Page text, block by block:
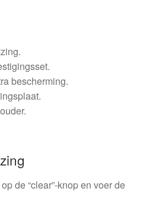
bescherming.
de “clear”-knop en voer de